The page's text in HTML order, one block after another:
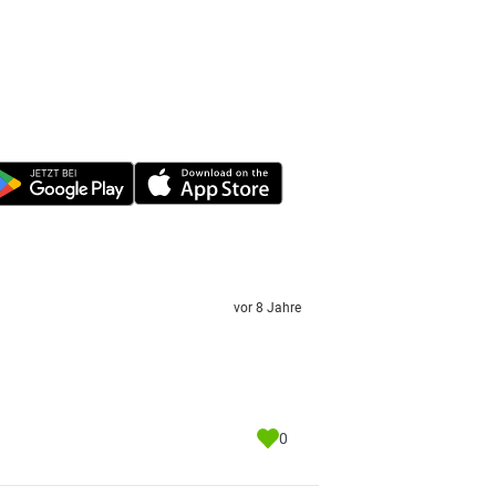
vor 8 Jahre
0